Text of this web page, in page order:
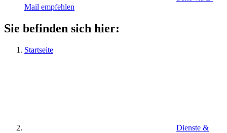
Mail empfehlen
Sie befinden sich hier:
Startseite
Dienste &